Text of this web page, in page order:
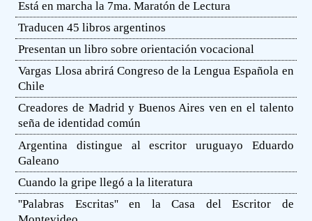
Está en marcha la 7ma. Maratón de Lectura
Traducen 45 libros argentinos
Presentan un libro sobre orientación vocacional
Vargas Llosa abrirá Congreso de la Lengua Española en
Chile
Creadores de Madrid y Buenos Aires ven en el talento
seña de identidad común
Argentina distingue al escritor uruguayo Eduardo
Galeano
Cuando la gripe llegó a la literatura
''Palabras Escritas'' en la Casa del Escritor de